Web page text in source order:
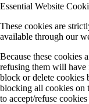
Essential Website
These cookies are
available through our
Because these cookies
refusing them will have
block or delete cookies
blocking all cookies on
to accept/refuse